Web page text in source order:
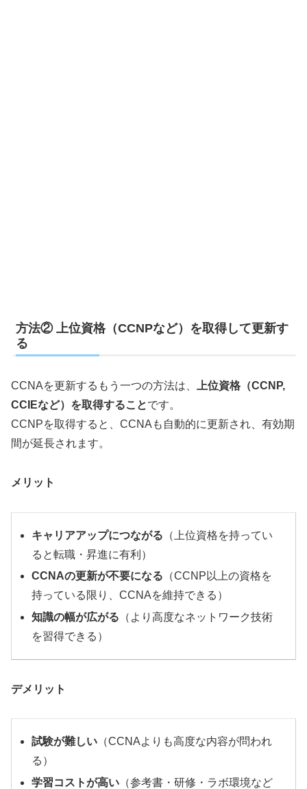
方法② 上位資格（CCNPなど）を取得して更新す
る
CCNAを更新するもう一つの方法は、
上位資格（CCNP,
CCIEなど）を取得することです。
CCNPを取得すると、CCNAも自動的に更新され、有効期
間が延長されます。
メリット
キャリアアップにつながる （上位資格を持ってい
ると転職・昇進に有利）
CCNAの更新が不要になる （CCNP以上の資格を
持っている限り、CCNAを維持できる）
知識の幅が広がる （より高度なネットワーク技術
を習得できる）
デメリット
試験が難しい （CCNAよりも高度な内容が問われ
る）
学習コストが高い （参考書・研修・ラボ環境など